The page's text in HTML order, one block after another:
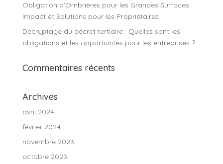
Obligation d’Ombrières pour les Grandes Surfaces :
Impact et Solutions pour les Propriétaires
Décryptage du décret tertiaire : Quelles sont les
obligations et les opportunités pour les entreprises ?
Commentaires récents
Archives
avril 2024
février 2024
novembre 2023
octobre 2023